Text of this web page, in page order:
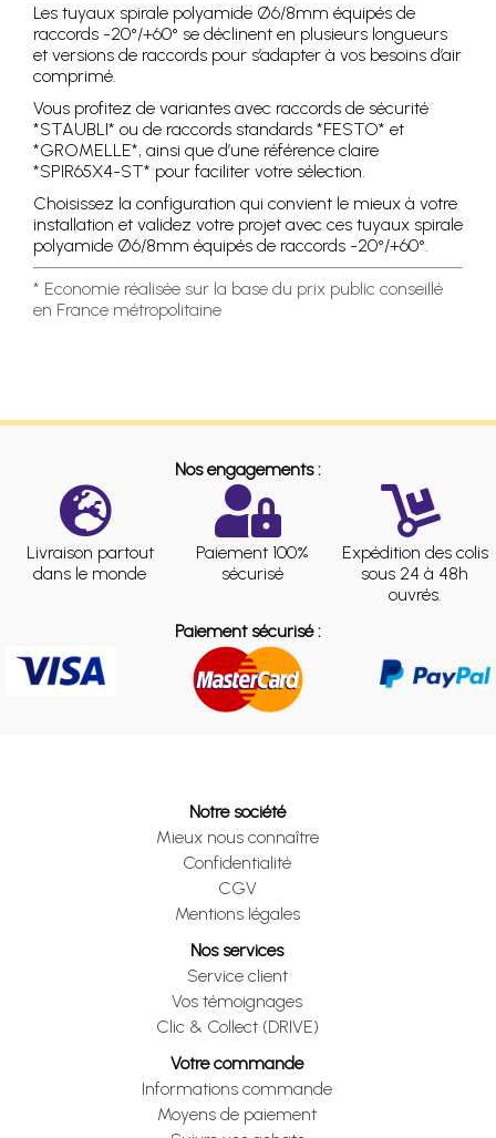
Les tuyaux spirale polyamide Ø6/8mm équipés de
raccords -20°/+60° se déclinent en plusieurs longueurs
et versions de raccords pour s’adapter à vos besoins d’air
comprimé.
Vous profitez de variantes avec raccords de sécurité
*STAUBLI* ou de raccords standards *FESTO* et
*GROMELLE*, ainsi que d’une référence claire
*SPIR65X4-ST* pour faciliter votre sélection.
Choisissez la configuration qui convient le mieux à votre
installation et validez votre projet avec ces tuyaux spirale
polyamide Ø6/8mm équipés de raccords -20°/+60°.
* Economie réalisée sur la base du prix public conseillé
en France métropolitaine
Nos engagements :
Livraison partout
dans le monde
Paiement 100%
sécurisé
Expédition des colis
sous 24 à 48h
ouvrés.
Paiement sécurisé :
Notre société
Mieux nous connaître
Confidentialité
CGV
Mentions légales
Nos services
Service client
Vos témoignages
Clic & Collect (DRIVE)
Votre commande
Informations commande
Moyens de paiement